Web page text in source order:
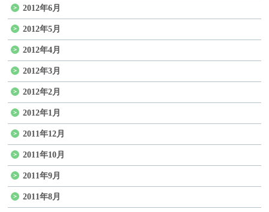
2012年6月
2012年5月
2012年4月
2012年3月
2012年2月
2012年1月
2011年12月
2011年10月
2011年9月
2011年8月